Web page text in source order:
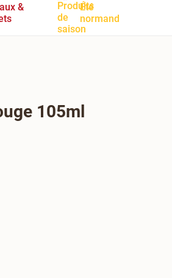
&
Été
normand
105ml